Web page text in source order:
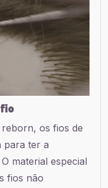
os fios de
para ter a
material especial
fios não